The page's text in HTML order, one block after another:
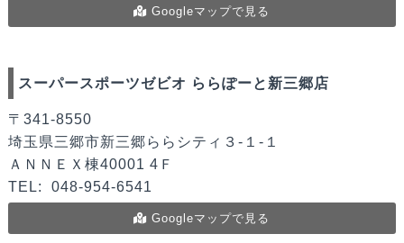
Googleマップで見る
スーパースポーツゼビオ ららぽーと新三郷店
〒341-8550
埼玉県三郷市新三郷ららシティ３-１-１
ＡＮＮＥＸ棟40001 4Ｆ
TEL:
048-954-6541
Googleマップで見る